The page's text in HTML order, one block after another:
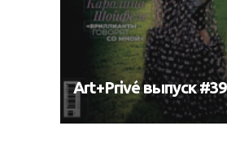
Art+Privé выпуск #39